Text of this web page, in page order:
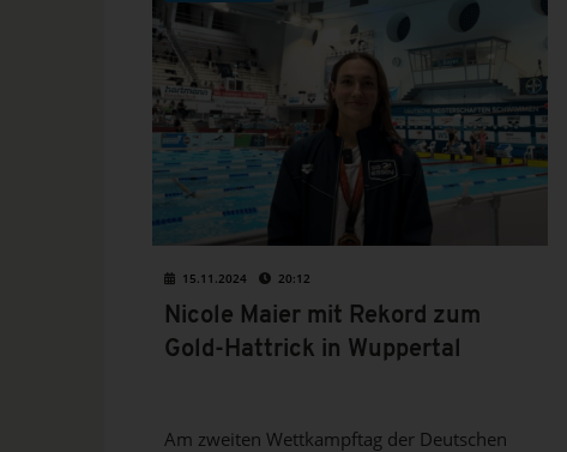
15.11.2024 20:12
Nicole Maier mit Rekord zum
Gold-Hattrick in Wuppertal
Am zweiten Wettkampftag der Deutschen